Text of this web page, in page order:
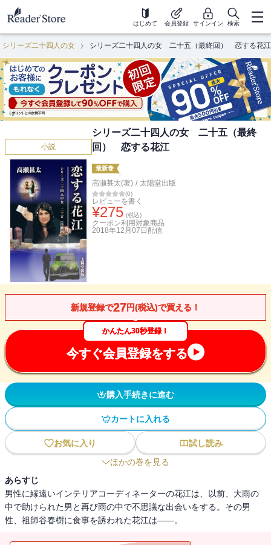
はじめて 会員登録 サインイン 検索
シリーズ二十四人の女 シリーズ二十四人の女 二十五（最終回） 恋する花江
小説
シリーズ二十四人の女 二十五（最終
回） 恋する花江
最新巻
高瀬甚太(著) / 太陽堂出版
(0)
レビューを書く
¥275 (税込)
クーポン利用対象商品
2018年12月07日 配信
新規登録で27円(税込)で買える！
かんたん30秒登録！
今すぐ会員登録をする
購入手続きに進む
カートに入れる
お気に入り
試し読み
ほかの巻を見る
あらすじ
男性に縁遠いインテリアコーディネーターの花江は、以前、大雨の
中で助けられた男と再び雨の中で不思議な出会いをする。その男
性、祖師谷春樹に食事を誘われた花江は――。